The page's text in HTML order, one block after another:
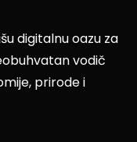
digitalnu oazu za
vodič
prirode i